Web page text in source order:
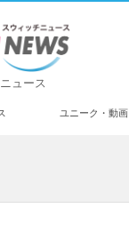
ュース
ユニーク・動画